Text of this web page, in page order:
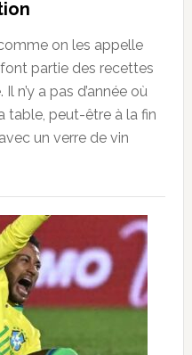
on les appelle
partie des recettes
n’y a pas d’année où
table, peut-être à la fin
un verre de vin